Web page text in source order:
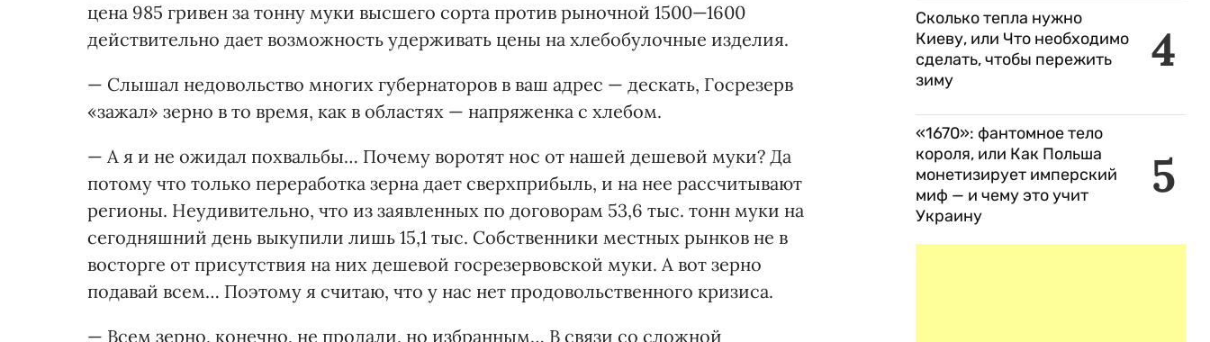
цена 985 гривен за тонну муки высшего сорта против рыночной 1500—1600
действительно дает возможность удерживать цены на хлебобулочные изделия.
— Слышал недовольство многих губернаторов в ваш адрес — дескать, Госрезерв
«зажал» зерно в то время, как в областях — напряженка с хлебом.
— А я и не ожидал похвальбы… Почему воротят нос от нашей дешевой муки? Да
потому что только переработка зерна дает сверхприбыль, и на нее рассчитывают
регионы. Неудивительно, что из заявленных по договорам 53,6 тыс. тонн муки на
сегодняшний день выкупили лишь 15,1 тыс. Собственники местных рынков не в
восторге от присутствия на них дешевой госрезервовской муки. А вот зерно
подавай всем… Поэтому я считаю, что у нас нет продовольственного кризиса.
— Всем зерно, конечно, не продали, но избранным… В связи со сложной
4
Сколько тепла нужно
Киеву, или Что необходимо
сделать, чтобы пережить
зиму
5
«1670»: фантомное тело
короля, или Как Польша
монетизирует имперский
миф — и чему это учит
Украину